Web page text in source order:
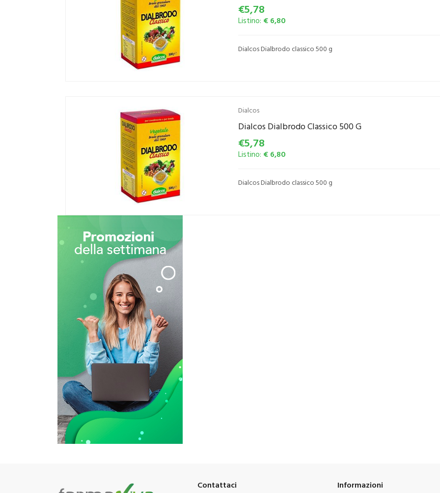
€5,78
Listino: € 6,80
Dialcos Dialbrodo classico 500 g
Dialcos
Dialcos Dialbrodo Classico 500 G
€5,78
Listino: € 6,80
Dialcos Dialbrodo classico 500 g
Contattaci Informazioni